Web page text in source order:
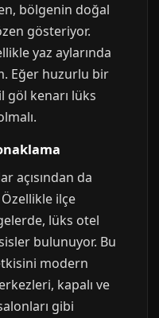
bölgenin doğal
gösteriyor.
yaz aylarında
Eğer huzurlu bir
göl kenarı lüks
açısından da
ilçe
lüks otel
bulunuyor. Bu
modern
kapalı ve
gibi